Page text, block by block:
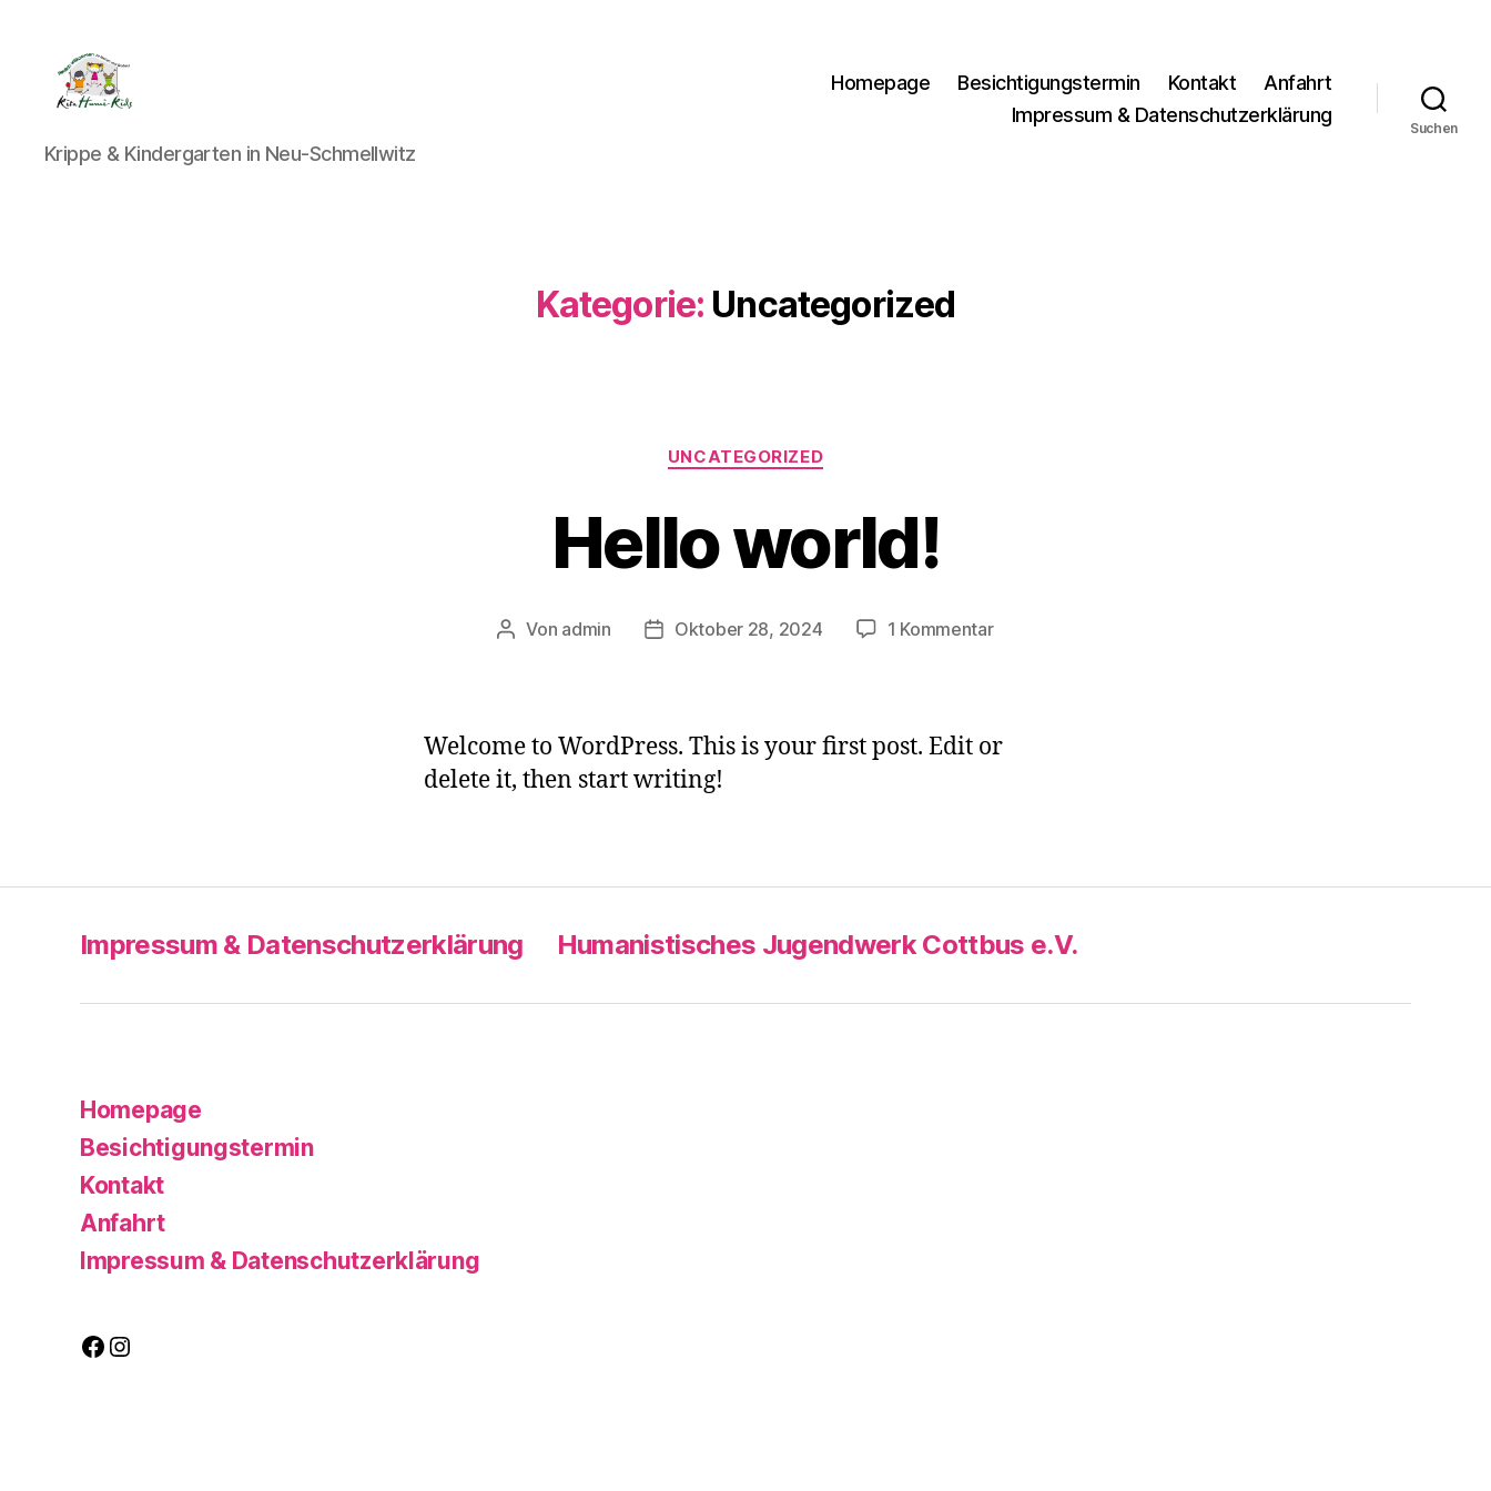
Kita
Humi
Krippe & Kindergarten in Neu-Schmellwitz
Homepage Besichtigungstermin Kontakt
Anfahrt
Impressum & Datenschutzerklärung
Suchen
Kategorie: Uncategorized
Kategorien
UNCATEGORIZED
Hello world!
Beitragsautor
Von admin Veröffentlichungsdatum
Oktober 28, 2024 1 Kommentarzu
Welcome to WordPress. This is your first post. Edit or
delete it, then start writing!
Impressum & Datenschutzerklärung Humanistisches Jugendwerk Cottbus e.V.
Homepage
Besichtigungstermin
Kontakt
Anfahrt
Impressum & Datenschutzerklärung
Facebook
Instagram